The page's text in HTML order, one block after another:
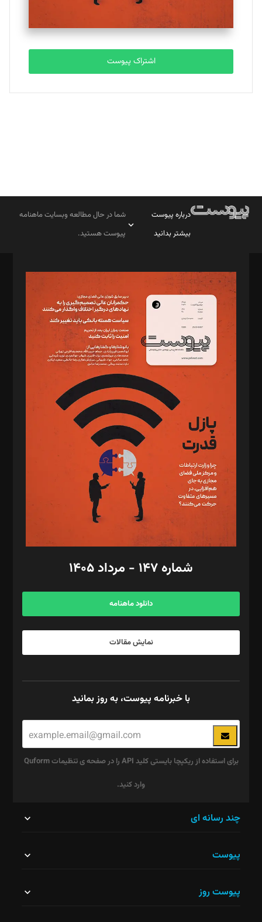
مصطفی مسجدی آرانی
تحریریه
بابک نقاش
تحریریه
اشتراک پیوست
درباره پیوست
بیشتر بدانید
شما در حال مطالعه وبسایت ماهنامه
پیوست هستید.
مدیر مسئول: محمدباقر اثنی‌عشری
سردبیر: مهرک محمودی
دبیر تحریریه: میثم قاسمی
د‌بیر ناداستان: سمانه سمیع
د‌بیر خدمت و تجارت: ابوالفضل رجبی
د‌بیر حقوق فناوری: حسام‌الدین ایپکچی
د‌بیر پیوست جهان: مینا پاکدل
د‌بیر تحریریه آنلاین: بابک نقاش
تحریریه‌: مجتبی محمود‌ی، آرش برهمند، یسنا امان‌پور، سروش کرمیان،
مصطفی مسجدی آرانی، ابوالفضل رجبی، زهرا فکرانه، فائزه فتحی
رستمی،مصطفی باستان
ویرایش: نگار استاد‌‌آقا
طراح یونیفرم: مجید توکلی
فیلمبرداری و عکاسی: امیر شفیعی، مانی لطفی زاده
گرافیک و صفحه‌آرایی: سید‌سبحان‌علی ثابت
مد‌یر توسعه تجاری: کامبیز برید‌
امور مالی: شاپور رهبری، محمد‌ کاظمی‌نیا
آگهی و مشترکین: ۰۹۱۹۹۹۹۰۴۵۴
شماره ۱۴۷ - مرداد ۱۴۰۵
دانلود ماهنامه
نمایش مقالات
با خبرنامه پیوست، به روز بمانید
برای استفاده از ریکپچا بایستی کلید API را در صفحه ی تنظیمات Quform
وارد کنید.
نباید
چند رسانه ای
پیوست
پیوست روز